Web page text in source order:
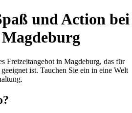
und Action bei
Freizeitangebot in Magdeburg, das für
ist. Tauchen Sie ein in eine Welt